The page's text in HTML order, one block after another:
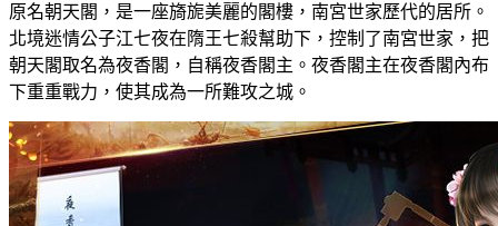
原名朝天閣，是一座旖旎美麗的閣樓，南宮世家歷代的居所。
北境迷情公子江七夜在隋王七殺幫助下，控制了南宮世家，把
朝天閣取名為夜香閣，自稱夜香閣主。夜香閣主在夜香閣內布
下重重戰力，使其成為一所難攻之城。